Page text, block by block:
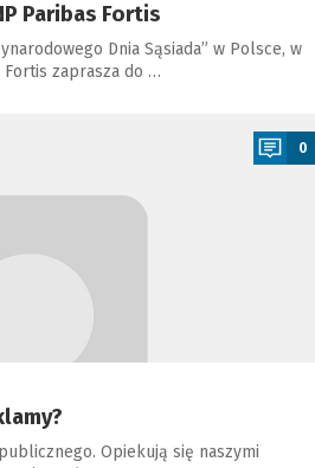
Paribas Fortis
Dnia Sąsiada” w Polsce, w
Fortis zaprasza do …
0
Opiekują się naszymi